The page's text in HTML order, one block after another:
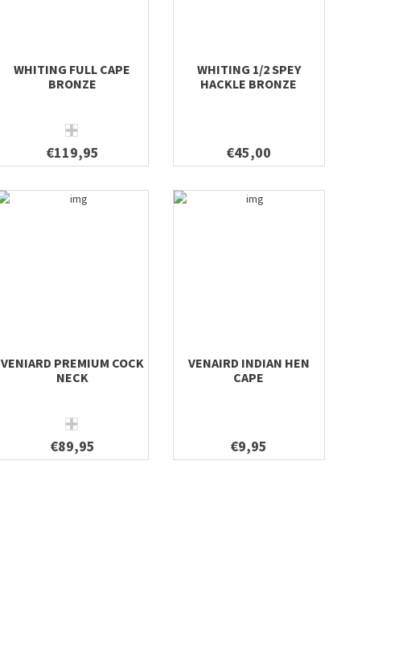
WHITING FULL CAPE
BRONZE
€119,95
WHITING 1/2 SPEY
HACKLE BRONZE
€45,00
VENIARD PREMIUM COCK
NECK
€89,95
VENAIRD INDIAN HEN
CAPE
€9,95